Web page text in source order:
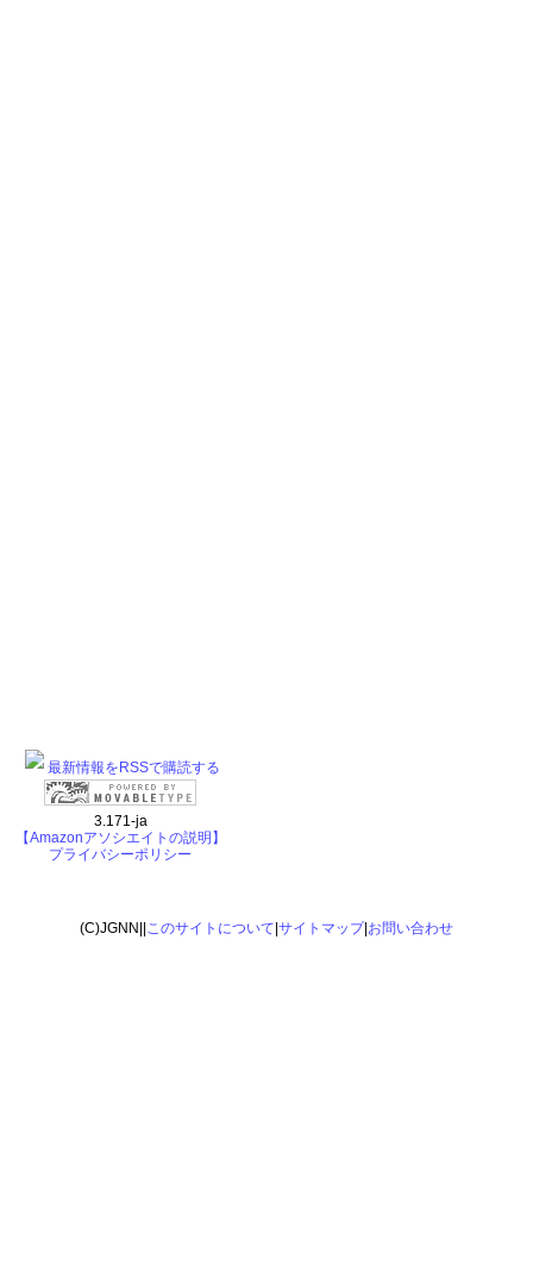
最新情報をRSSで購読する
3.171-ja
【Amazonアソシエイトの説明】
プライバシーポリシー
(C)JGNN|| このサイトについて サイトマップ| お問い合わせ